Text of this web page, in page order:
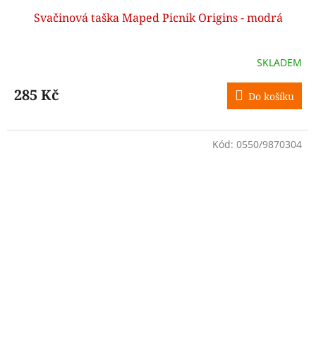
Svačinová taška Maped Picnik Origins - modrá
SKLADEM
285 Kč Do košíku
Kód: 0550/9870304